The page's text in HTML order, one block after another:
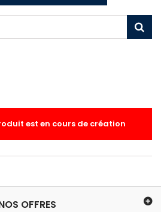
est en cours de création
OFFRES